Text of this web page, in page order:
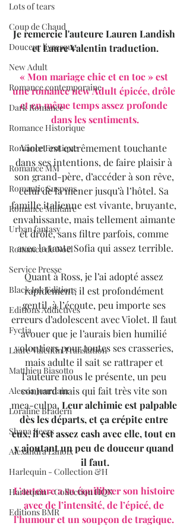
Lots of tears
Coup de Chaud
Douceur livresque
New Adult
Romance contemporaine
Dark Romance
Romance Historique
Romance Erotique
Romance MM
Romantic Suspens
Romance Militaire
Urban fantasy
Romance de Noël
Service Presse
Black Ink Editions
Editions Addictives
Fyctia
Laure Valentin Translation
Matthieu Biasotto
Alessia Jourdain
Loraline Bradern
Shana Keers
Alexandra Lanoix
Harlequin - Collection &H
Harlequin - Collection HQN
Editions BMR
Je remercie l'auteure Lauren Landish
et Laure Valentin traduction.
« Mon mariage chic et en toc » est
une romance new Adult épicée, drôle
et en même temps assez profonde
dans les sentiments.
Violet est extrêmement touchante
dans ses intentions, de faire plaisir à
son grand-père, d’accéder à son rêve,
celui de la mener jusqu’à l’hôtel. Sa
famille italienne est vivante, bruyante,
envahissante, mais tellement aimante
et drôle, sans filtre parfois, comme
avec la tante Sofia qui assez terrible.
Quant à Ross, je l’ai adopté assez
rapidement, il est profondément
gentil, à l’écoute, peu importe ses
erreurs d’adolescent avec Violet. Il faut
avouer que je l’aurais bien humilié
volontiers pour toutes ses crasseries,
mais adulte il sait se rattraper et
l’auteure nous le présente, un peu
connard mais qui fait très vite son
mea-culpa. Leur alchimie est palpable
dès les départs, et ça crépite entre
eux, il est assez cash avec elle, tout en
y ajoutant un peu de douceur quand
il faut.
L’auteure a su équilibrer son histoire
avec de l’intensité, de l’épicé, de
l’humour et un soupçon de tragique.